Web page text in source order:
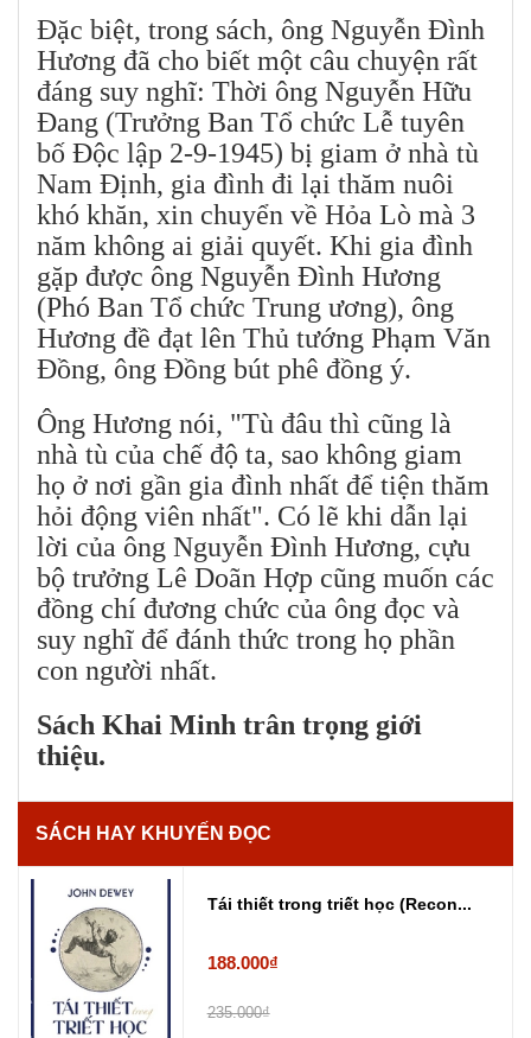
Đặc biệt, trong sách, ông Nguyễn Đình
Hương đã cho biết một câu chuyện rất
đáng suy nghĩ: Thời ông Nguyễn Hữu
Đang (Trưởng Ban Tổ chức Lễ tuyên
bố Độc lập 2-9-1945) bị giam ở nhà tù
Nam Định, gia đình đi lại thăm nuôi
khó khăn, xin chuyển về Hỏa Lò mà 3
năm không ai giải quyết. Khi gia đình
gặp được ông Nguyễn Đình Hương
(Phó Ban Tổ chức Trung ương), ông
Hương đề đạt lên Thủ tướng Phạm Văn
Đồng, ông Đồng bút phê đồng ý.
Ông Hương nói, "Tù đâu thì cũng là
nhà tù của chế độ ta, sao không giam
họ ở nơi gần gia đình nhất để tiện thăm
hỏi động viên nhất". Có lẽ khi dẫn lại
lời của ông Nguyễn Đình Hương, cựu
bộ trưởng Lê Doãn Hợp cũng muốn các
đồng chí đương chức của ông đọc và
suy nghĩ để đánh thức trong họ phần
con người nhất.
Sách Khai Minh trân trọng giới
thiệu.
SÁCH HAY KHUYẾN ĐỌC
Tái thiết trong triết học (Recon...
188.000₫
235.000₫